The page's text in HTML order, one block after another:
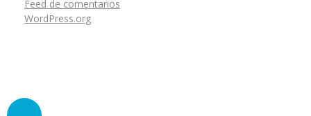
Feed de comentarios
WordPress.org